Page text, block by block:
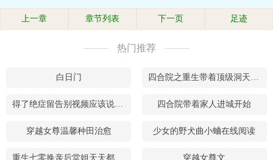
上一章 章节列表 下一页 足迹
热门推荐
白日门 四合院之重生带着顶级洞天福地
得了绝症留告别视频应该说些什么 四合院带着家人进城开始
穿越女尊温馨种田治愈 少女的野犬曲小蛐在线阅读
穿越女尊文